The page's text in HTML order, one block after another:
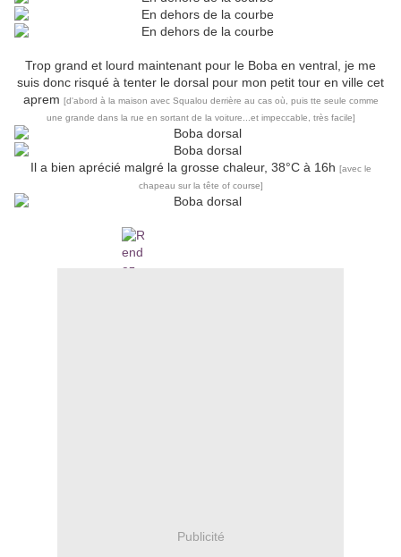
Trop grand et lourd maintenant pour le Boba en ventral, je me
suis donc risqué à tenter le dorsal pour mon petit tour en ville cet
aprem [d'abord à la maison avec Squalou derrière au cas où, puis tte seule comme
une grande dans la rue en sortant de la voiture...et impeccable, très facile]
Il a bien aprécié malgré la grosse chaleur, 38°C à 16h [avec le
chapeau sur la tête of course]
Publicité